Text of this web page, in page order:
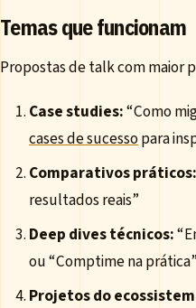
Temas que funcionam
Propostas de talk com maior
Case studies:“Como
cases de sucessopara
Comparativos práticos:
resultados reais”
Deep dives técnicos:
ou “Comptime na
Projetos do